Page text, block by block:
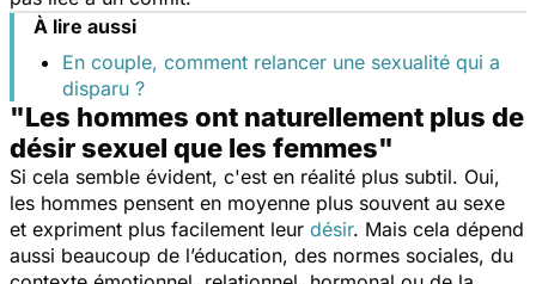
À lire aussi
En couple, comment relancer une sexualité qui a
disparu ?
"Les hommes ont naturellement plus de
désir sexuel que les femmes"
Si cela semble évident, c'est en réalité plus subtil. Oui,
les hommes pensent en moyenne plus souvent au sexe
et expriment plus facilement leur désir. Mais cela dépend
aussi beaucoup de l’éducation, des normes sociales, du